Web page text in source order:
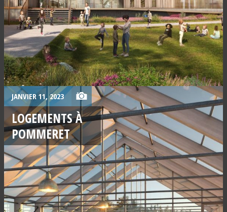
JANVIER 11, 2023
LOGEMENTS À
POMMERET